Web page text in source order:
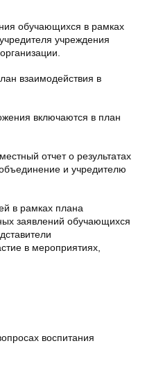
обучающихся в рамках
учреждения
взаимодействия в
включаются в план
отчет о результатах
и учредителю
в рамках плана
заявлений обучающихся
в мероприятиях,
воспитания